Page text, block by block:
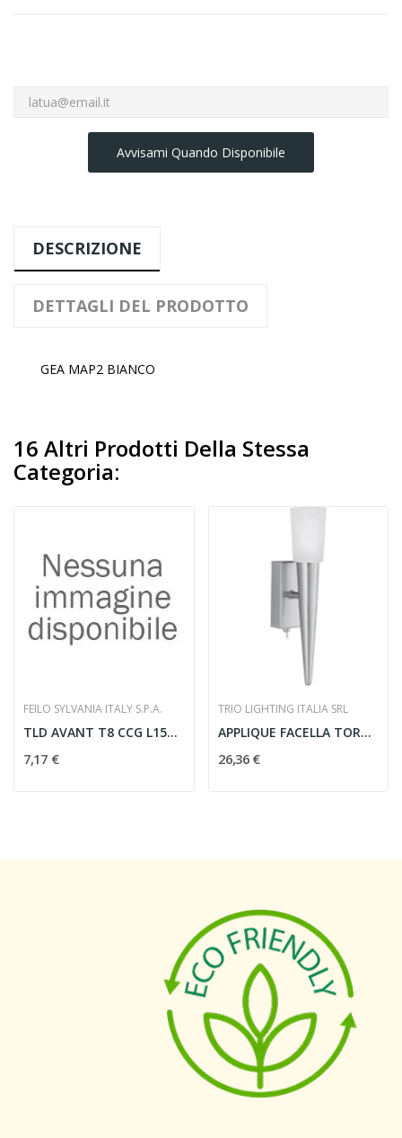
Avvisami Quando Disponibile
DESCRIZIONE
DETTAGLI DEL PRODOTTO
GEA MAP2 BIANCO
16 Altri Prodotti Della Stessa
Categoria:
FEILO SYLVANIA ITALY S.P.A.
TLD AVANT T8 CCG L1500 2700LM 830 50KCL.D
7,17 €
TRIO LIGHTING ITALIA SRL
APPLIQUE FACELLA TORCIA H27 - TRIO LIGHTING...
26,36 €